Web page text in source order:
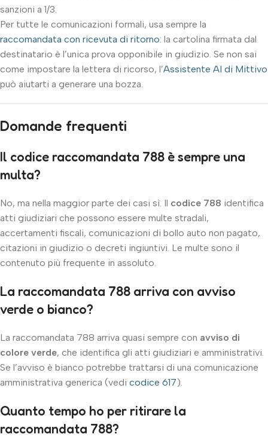
sanzioni a 1/3.
Per tutte le comunicazioni formali, usa sempre la
raccomandata con ricevuta di ritorno: la cartolina firmata dal
destinatario è l’unica prova opponibile in giudizio. Se non sai
come impostare la lettera di ricorso, l’Assistente AI di Mittivo
può aiutarti a generare una bozza.
Domande frequenti
Il codice raccomandata 788 è sempre una
multa?
No, ma nella maggior parte dei casi sì. Il codice 788 identifica
atti giudiziari che possono essere multe stradali,
accertamenti fiscali, comunicazioni di bollo auto non pagato,
citazioni in giudizio o decreti ingiuntivi. Le multe sono il
contenuto più frequente in assoluto.
La raccomandata 788 arriva con avviso
verde o bianco?
La raccomandata 788 arriva quasi sempre con avviso di
colore verde, che identifica gli atti giudiziari e amministrativi.
Se l’avviso è bianco potrebbe trattarsi di una comunicazione
amministrativa generica (vedi codice 617).
Quanto tempo ho per ritirare la
raccomandata 788?